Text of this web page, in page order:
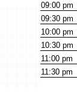
09:00pm
09:30pm
10:00pm
10:30pm
11:00pm
11:30pm